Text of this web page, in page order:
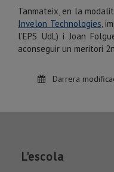
Tanmateix, en la
Invelon Technologies,
l’EPS UdL) i Joan
aconseguir un meritori
Darrera
L'escola